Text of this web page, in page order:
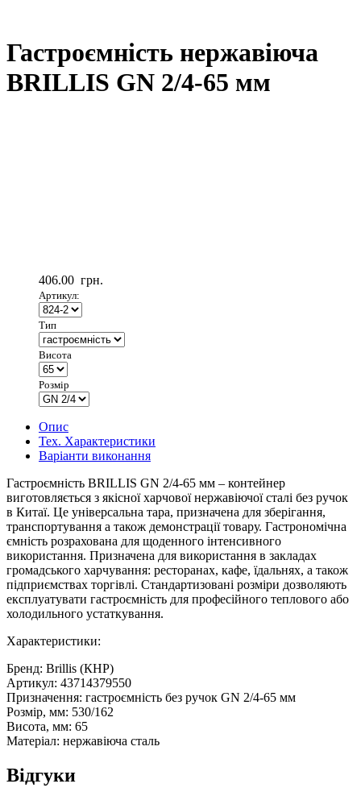
Гастроємність нержавіюча
BRILLIS GN 2/4-65 мм
406.00 грн.
Артикул:
Тип
Висота
Розмір
Опис
Тех. Характеристики
Варіанти виконання
Гастроємність BRILLIS GN 2/4-65 мм – контейнер
виготовляється з якісної харчової нержавіючої сталі без ручок
в Китаї. Це універсальна тара, призначена для зберігання,
транспортування а також демонстрації товару. Гастрономічна
ємність розрахована для щоденного інтенсивного
використання. Призначена для використання в закладах
громадського харчування: ресторанах, кафе, їдальнях, а також
підприємствах торгівлі. Стандартизовані розміри дозволяють
експлуатувати гастроємність для професійного теплового або
холодильного устаткування.
Характеристики:
Бренд: Brillis (КНР)
Артикул: 43714379550
Призначення: гастроємність без ручок GN 2/4-65 мм
Розмір, мм: 530/162
Висота, мм: 65
Матеріал: нержавіюча сталь
Відгуки